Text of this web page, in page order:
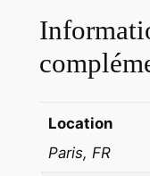
t
1
9
'
Location
Paris, FR